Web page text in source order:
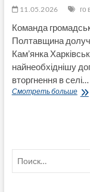
11.05.2026 го
Команда
Полтавщина
Кам’янка
найнеобхіднішу
вторгнення в селі…
Смотреть больше